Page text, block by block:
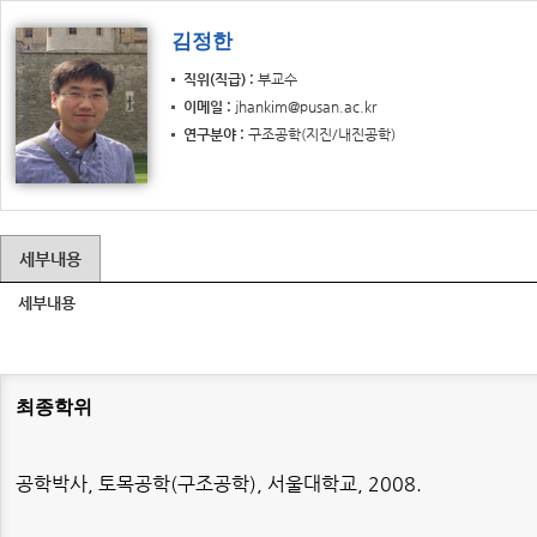
김정한
직위(직급) 부교수
이메일
jhankim@pusan.ac.kr
연구분야
구조공학(지진/내진공학)
세부내용
세부내용
최종학위
공학박사, 토목공학(구조공학), 서울대학교, 2008.